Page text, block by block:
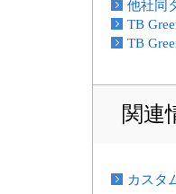
他社同
TB
TB
関連
カスタ